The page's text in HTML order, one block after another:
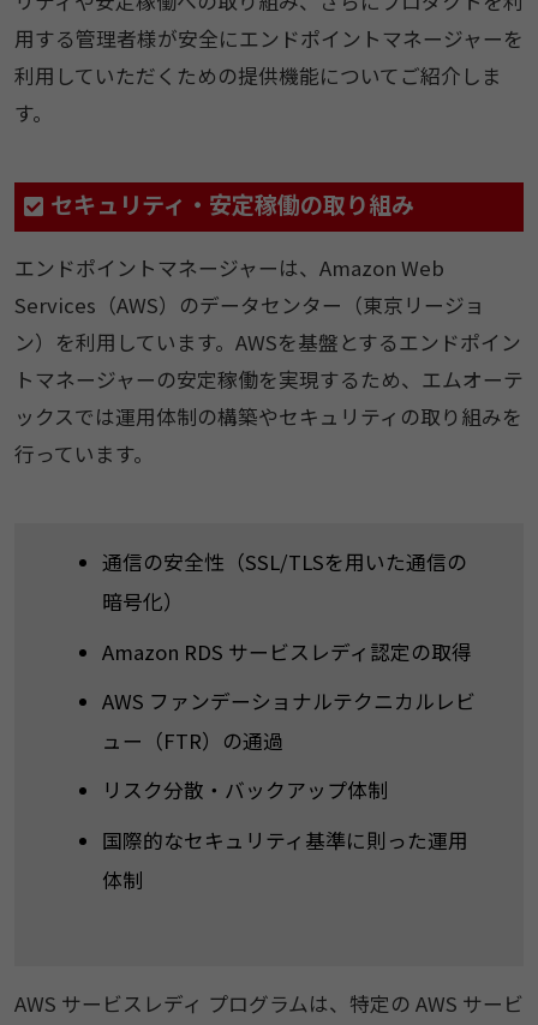
用する管理者様が安全にエンドポイントマネージャーを
利用していただくための提供機能についてご紹介しま
す。
セキュリティ・安定稼働の取り組み
エンドポイントマネージャーは、Amazon Web
Services（AWS）のデータセンター（東京リージョ
ン）を利用しています。AWSを基盤とするエンドポイン
トマネージャーの安定稼働を実現するため、エムオーテ
ックスでは運用体制の構築やセキュリティの取り組みを
行っています。
通信の安全性（SSL/TLSを用いた通信の
暗号化）
Amazon RDS サービスレディ認定の取得
AWS ファンデーショナルテクニカルレビ
ュー（FTR）の通過
リスク分散・バックアップ体制
国際的なセキュリティ基準に則った運用
体制
AWS サービスレディ プログラムは、特定の AWS サービ